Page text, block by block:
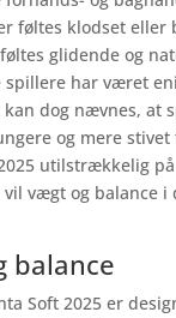
føltes klodset eller
glidende og
spillere har været
dog nævnes, at
og mere stivet
utilstrækkelig
vil vægt og balance
balance
Soft 2025 er